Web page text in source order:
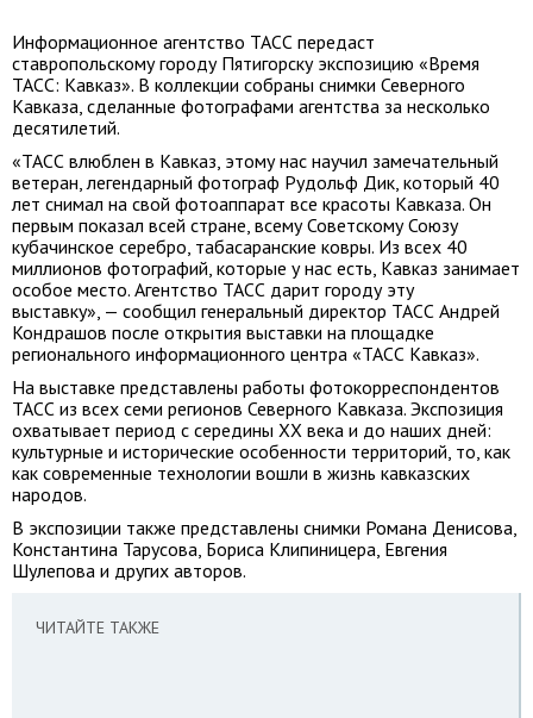
Информационное агентство ТАСС передаст
ставропольскому городу Пятигорску экспозицию «Время
ТАСС: Кавказ». В коллекции собраны снимки Северного
Кавказа, сделанные фотографами агентства за несколько
десятилетий.
«ТАСС влюблен в Кавказ, этому нас научил замечательный
ветеран, легендарный фотограф Рудольф Дик, который 40
лет снимал на свой фотоаппарат все красоты Кавказа. Он
первым показал всей стране, всему Советскому Союзу
кубачинское серебро, табасаранские ковры. Из всех 40
миллионов фотографий, которые у нас есть, Кавказ занимает
особое место. Агентство ТАСС дарит городу эту
выставку», — сообщил генеральный директор ТАСС Андрей
Кондрашов после открытия выставки на площадке
регионального информационного центра «ТАСС Кавказ».
На выставке представлены работы фотокорреспондентов
ТАСС из всех семи регионов Северного Кавказа. Экспозиция
охватывает период с середины XX века и до наших дней:
культурные и исторические особенности территорий, то, как
как современные технологии вошли в жизнь кавказских
народов.
В экспозиции также представлены снимки Романа Денисова,
Константина Тарусова, Бориса Клипиницера, Евгения
Шулепова и других авторов.
ЧИТАЙТЕ ТАКЖЕ